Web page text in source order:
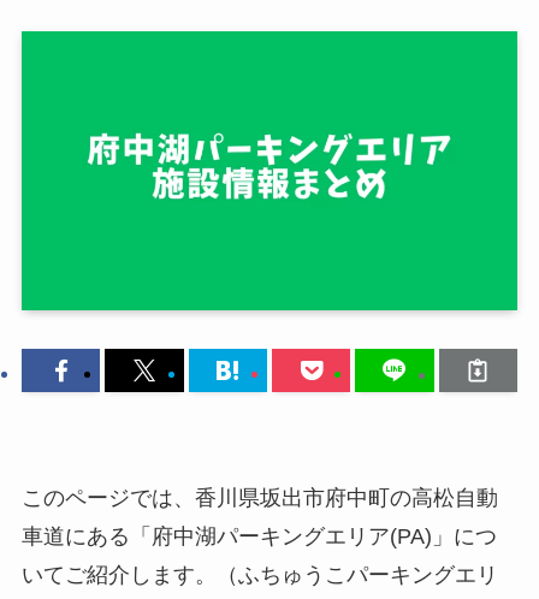
このページでは、香川県坂出市府中町の高松自動
車道にある「府中湖パーキングエリア(PA)」につ
いてご紹介します。（ふちゅうこパーキングエリ